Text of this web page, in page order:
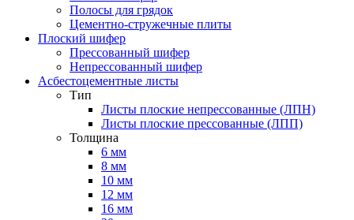
Полосы для грядок
Цементно-стружечные плиты
Плоский шифер
Прессованный шифер
Непрессованный шифер
Асбестоцементные листы
Тип
Листы плоские непрессованные (ЛПН)
Листы плоские прессованные (ЛПП)
Толщина
6 мм
8 мм
10 мм
12 мм
16 мм